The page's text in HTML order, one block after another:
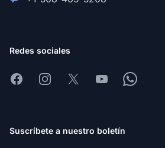
Redes sociales
FacebookInstagram
X YoutubeWhatsapp
Suscríbete a nuestro boletín